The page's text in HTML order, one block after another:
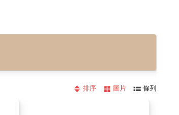
排序 圖片 條列